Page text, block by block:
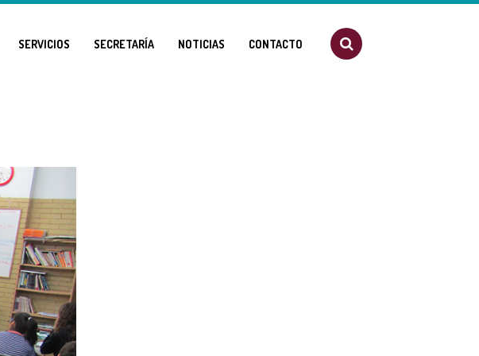
SERVICIOS SECRETARÍA NOTICIAS CONTACTO